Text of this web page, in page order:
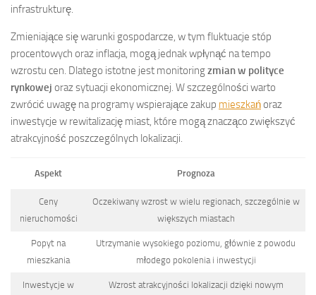
infrastrukturę.
Zmieniające się warunki gospodarcze, w tym fluktuacje stóp
procentowych oraz inflacja, mogą jednak wpłynąć na tempo
wzrostu cen. Dlatego istotne jest monitoringzmian w polityce
rynkowej oraz sytuacji ekonomicznej. W szczególności warto
zwrócić uwagę na programy wspierające zakup mieszkańoraz
inwestycje w rewitalizację miast, które mogą znacząco zwiększyć
atrakcyjność poszczególnych lokalizacji.
Aspekt Prognoza
Ceny
nieruchomości
Oczekiwany wzrost w wielu regionach, szczególnie w
większych miastach
Popyt na
mieszkania
Utrzymanie wysokiego poziomu, głównie z powodu
młodego pokolenia i inwestycji
Inwestycje w
Wzrost atrakcyjności lokalizacji dzięki nowym